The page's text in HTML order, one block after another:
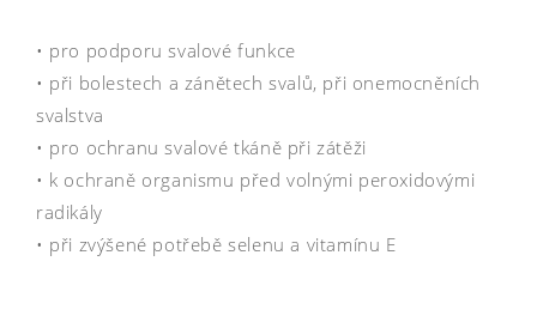
• pro podporu svalové funkce
• při bolestech a zánětech svalů, při onemocněních
svalstva
• pro ochranu svalové tkáně při zátěži
• k ochraně organismu před volnými peroxidovými
radikály
• při zvýšené potřebě selenu a vitamínu E